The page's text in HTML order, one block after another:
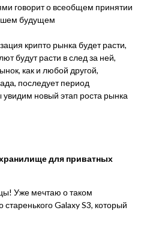
говорит о всеобщем принятии
будущем
крипто рынка будет расти,
будут расти в след за ней,
как и любой другой,
последует период
новый этап роста рынка
для приватных
Уже мечтаю о таком
Galaxy S3, который